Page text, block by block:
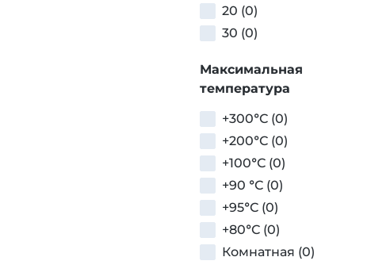
20 (0)
30 (0)
Максимальная
температура
+300°С (0)
+200°С (0)
+100°С (0)
+90 °С (0)
+95°С (0)
+80°С (0)
Комнатная (0)